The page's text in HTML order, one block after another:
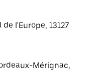
l'Europe, 13127
Mérignac,